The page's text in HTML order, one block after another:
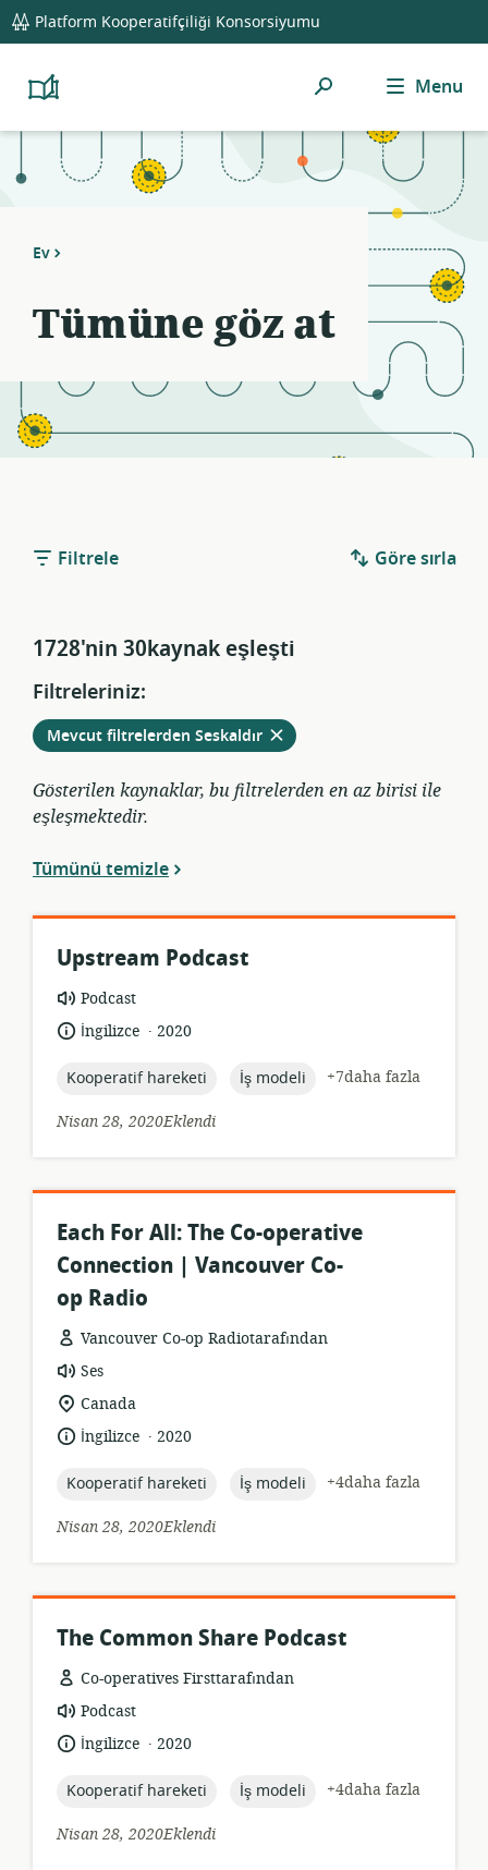
global
navigation
Platform Kooperatifçiliği Konsorsiyumu
Platform
Resource
Ara Menu
Ev
Tümüne göz at
Filtrele Göre sırla
1728'nin 30kaynak eşleşti
Filtreleriniz:
Mevcut filtrelerden Seskaldır
Gösterilen kaynaklar, bu filtrelerden en az birisi ile
eşleşmektedir.
Tümünü temizle
Upstream Podcast
Kaynak
formatı:
Podcast
Dil: İngilizce .
Yayın2020
topic:
Kooperatif hareketi topic:
İş modeli
+7daha fazla
Nisan 28, 2020Eklendi
Each For All: The Co-operative
Connection | Vancouver Co-
op Radio
Vancouver Co-op Radiotarafından
Kaynak
formatı:
Ses
Uygunluk
konumu:
Canada
Dil: İngilizce .
Yayın2020
topic:
Kooperatif hareketi topic:
İş modeli
+4daha fazla
Nisan 28, 2020Eklendi
The Common Share Podcast
Co-operatives Firsttarafından
Kaynak
formatı:
Podcast
Dil: İngilizce .
Yayın2020
topic:
Kooperatif hareketi topic:
İş modeli
+4daha fazla
Nisan 28, 2020Eklendi
Notifications
21
filters
Resource